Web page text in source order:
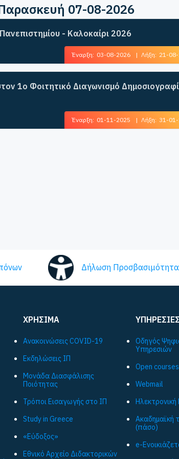
07-08-2026
- Καλοκαίρι 2026
Έναρξη: 03-08-2026 | Λήξη: 21-
1ο Φοιτητικό Διαγωνισμό
Έναρξη: 01-11-2025 | Λήξη: 31-
Δήλωση
ΧΡΗΣΙΜΑ
Ανακοινώσεις COVID-19
Εκδηλώσεις ΙΠ
Μονάδα Διασφάλισης
Ποιότητας
Τρόποι Εισαγωγής στο ΙΠ
Study in Greece
«Εύδοξος»
Εθνικό Αρχείο Διδακτορικών
ΥΠΗΡΕΣΙΕΣ
Οδηγός
Υπηρεσιών
Open courses
Webmail
Ηλεκτρονική
Ακαδημαϊκή
(πάσο)
e-